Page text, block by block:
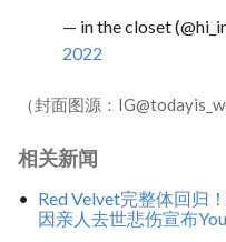
— in the closet
2022
（封面图源：
相关新闻
Red Velvet完整体回归
因亲人去世悲伤宣布